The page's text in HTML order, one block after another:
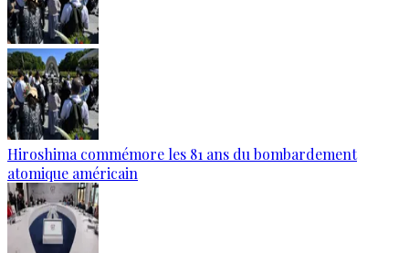
Hiroshima commémore les 81 ans du bombardement
atomique américain